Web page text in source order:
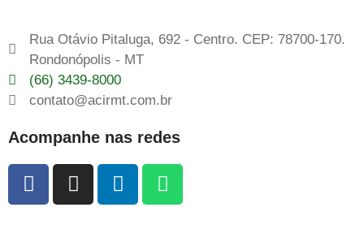
Rua Otávio Pitaluga, 692 - Centro. CEP: 78700-170.
Rondonópolis - MT
(66) 3439-8000
contato@acirmt.com.br
Acompanhe nas redes